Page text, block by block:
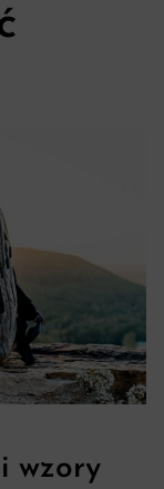
wzory